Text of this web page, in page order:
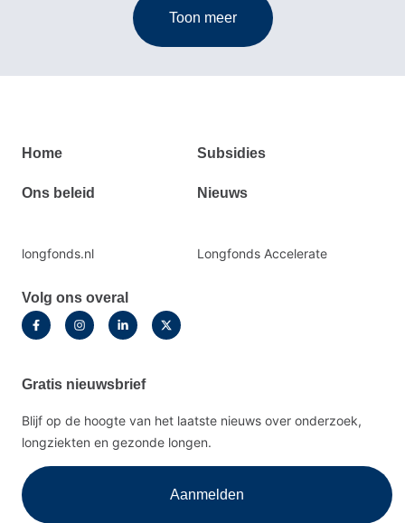
Toon meer
Primair
Home Subsidies
Ons beleid Nieuws
Secundaire
longfonds.nl Longfonds Accelerate
Volg ons overal
Gratis nieuwsbrief
Blijf op de hoogte van het laatste nieuws over onderzoek,
longziekten en gezonde longen.
Aanmelden